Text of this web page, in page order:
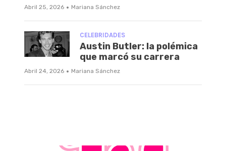
Abril 25, 2026 · Mariana Sánchez
CELEBRIDADES
Austin Butler: la polémica
que marcó su carrera
Abril 24, 2026 · Mariana Sánchez